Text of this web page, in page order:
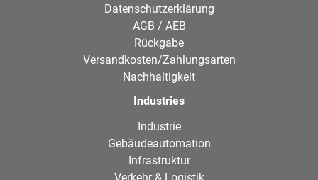
Datenschutzerklärung
AGB / AEB
Rückgabe
Versandkosten/Zahlungsarten
Nachhaltigkeit
Industries
Industrie
Gebäudeautomation
Infrastruktur
Verkehr & Logistik